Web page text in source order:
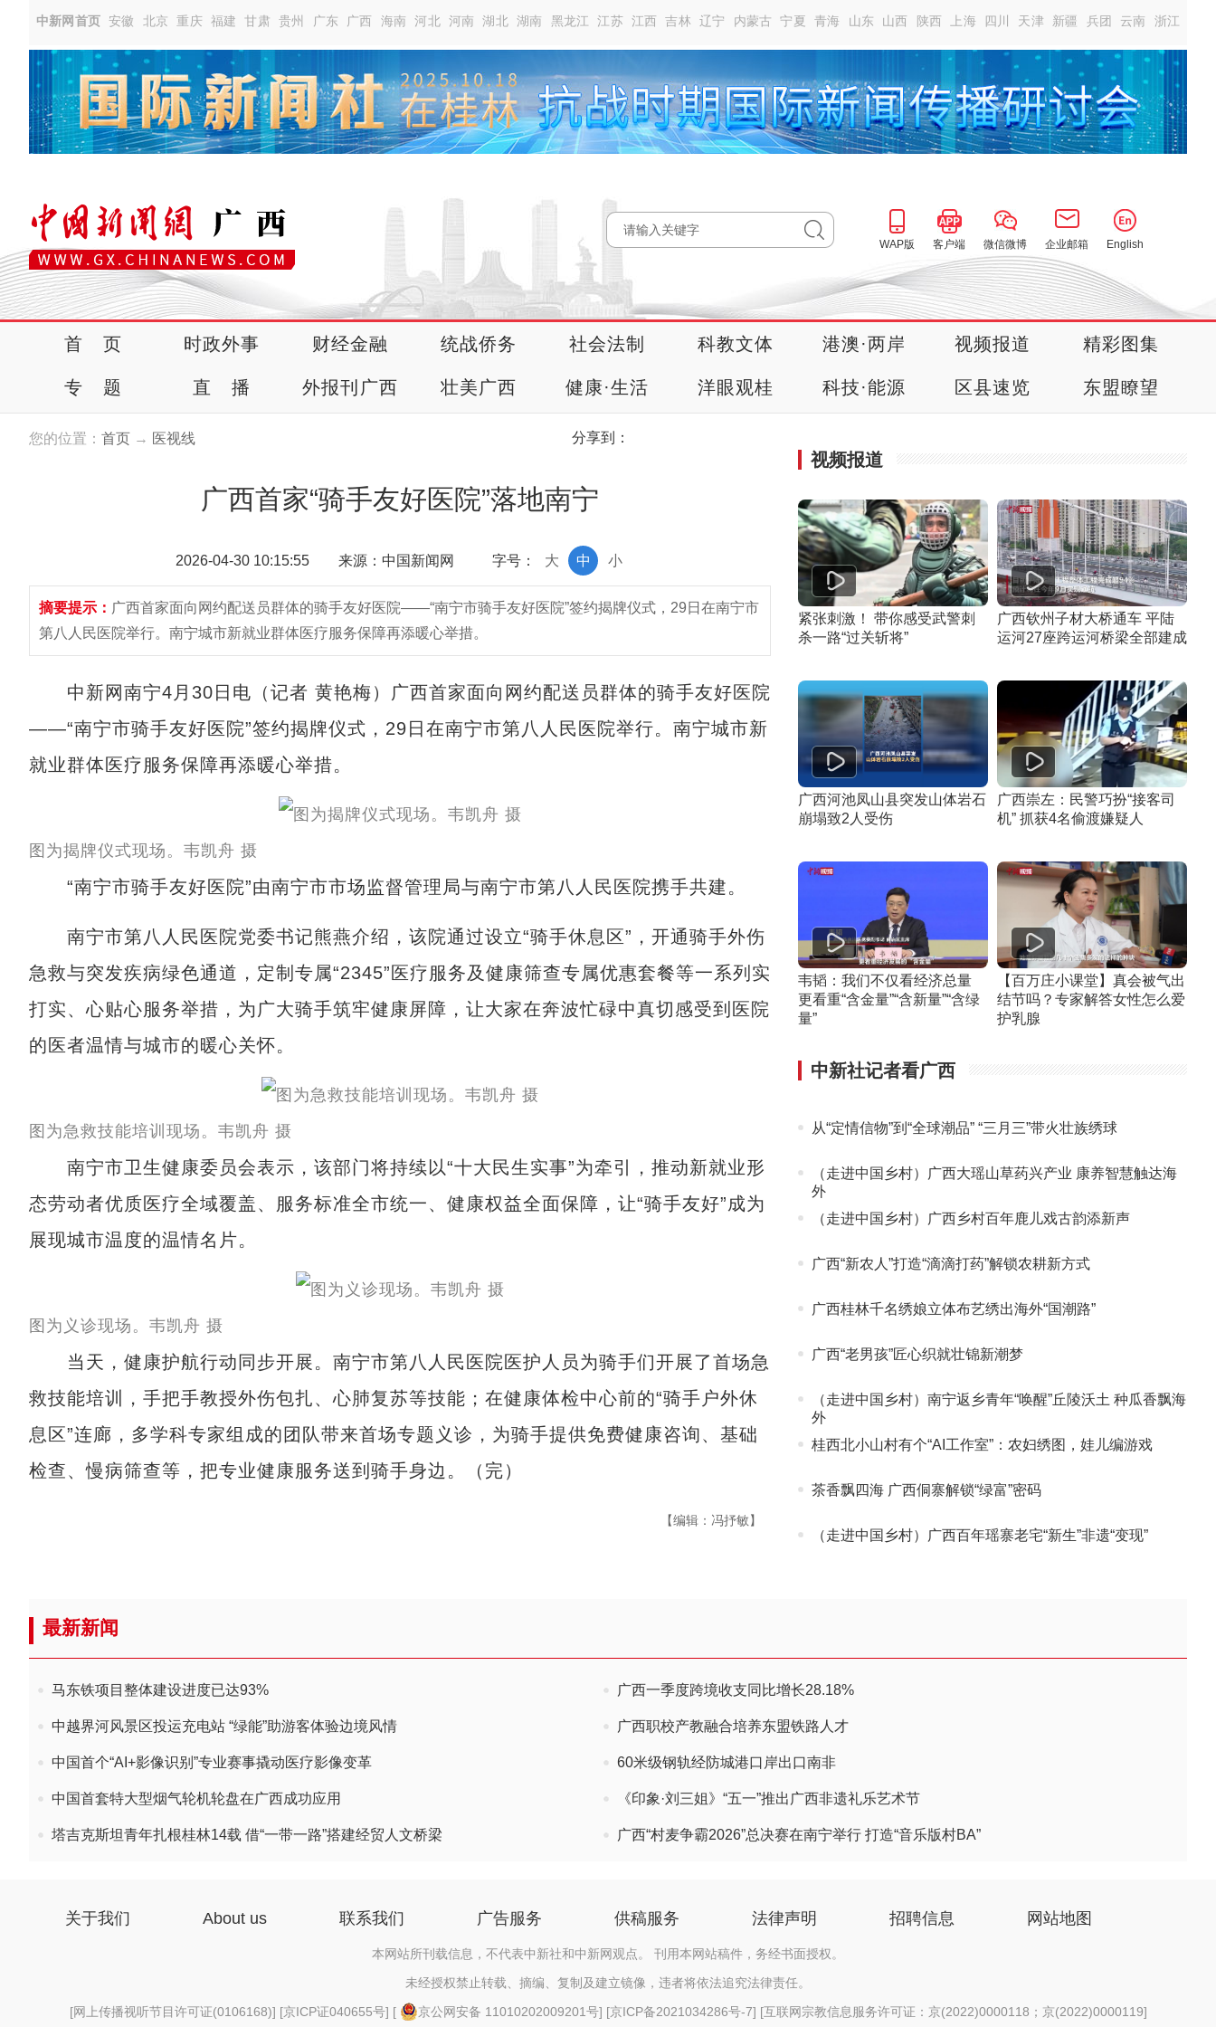
中新网首页 安徽 北京 重庆 福建 甘肃 贵州 广东 广西 海南 河北 河南 湖北 湖南 黑龙江 江苏 江西 吉林 辽宁 内蒙古 宁夏 青海 山东 山西 陕西 上海 四川 天津 新疆 兵团 云南 浙江
WAP版 客户端 微信微博 企业邮箱 English
首 页 时政外事 财经金融 统战侨务 社会法制 科教文体 港澳·两岸 视频报道 精彩图集
专 题 直 播 外报刊广西 壮美广西 健康·生活 洋眼观桂 科技·能源 区县速览 东盟瞭望
您的位置： 首页 → 医视线 分享到：
广西首家“骑手友好医院”落地南宁
2026-04-30 10:15:55 来源：中国新闻网 字号： 小
中
大
摘要提示： 广西首家面向网约配送员群体的骑手友好医院——“南宁市骑手友好医院”签约揭牌仪式，29日在南宁市
第八人民医院举行。南宁城市新就业群体医疗服务保障再添暖心举措。
中新网南宁4月30日电（记者 黄艳梅）广西首家面向网约配送员群体的骑手友好医院
——“南宁市骑手友好医院”签约揭牌仪式，29日在南宁市第八人民医院举行。南宁城市新
就业群体医疗服务保障再添暖心举措。
图为揭牌仪式现场。韦凯舟 摄
“南宁市骑手友好医院”由南宁市市场监督管理局与南宁市第八人民医院携手共建。
南宁市第八人民医院党委书记熊燕介绍，该院通过设立“骑手休息区”，开通骑手外伤
急救与突发疾病绿色通道，定制专属“2345”医疗服务及健康筛查专属优惠套餐等一系列实
打实、心贴心服务举措，为广大骑手筑牢健康屏障，让大家在奔波忙碌中真切感受到医院
的医者温情与城市的暖心关怀。
图为急救技能培训现场。韦凯舟 摄
南宁市卫生健康委员会表示，该部门将持续以“十大民生实事”为牵引，推动新就业形
态劳动者优质医疗全域覆盖、服务标准全市统一、健康权益全面保障，让“骑手友好”成为
展现城市温度的温情名片。
图为义诊现场。韦凯舟 摄
当天，健康护航行动同步开展。南宁市第八人民医院医护人员为骑手们开展了首场急
救技能培训，手把手教授外伤包扎、心肺复苏等技能；在健康体检中心前的“骑手户外休
息区”连廊，多学科专家组成的团队带来首场专题义诊，为骑手提供免费健康咨询、基础
检查、慢病筛查等，把专业健康服务送到骑手身边。（完）
【编辑：冯抒敏】
视频报道
紧张刺激！ 带你感受武警刺
杀一路“过关斩将”
广西钦州子材大桥通车 平陆
运河27座跨运河桥梁全部建成
广西河池凤山县突发山体岩石
崩塌致2人受伤
广西崇左：民警巧扮“接客司
机” 抓获4名偷渡嫌疑人
韦韬：我们不仅看经济总量
更看重“含金量”“含新量”“含绿
量”
【百万庄小课堂】真会被气出
结节吗？专家解答女性怎么爱
护乳腺
中新社记者看广西
从“定情信物”到“全球潮品” “三月三”带火壮族绣球
（走进中国乡村）广西大瑶山草药兴产业 康养智慧触达海
外
（走进中国乡村）广西乡村百年鹿儿戏古韵添新声
广西“新农人”打造“滴滴打药”解锁农耕新方式
广西桂林千名绣娘立体布艺绣出海外“国潮路”
广西“老男孩”匠心织就壮锦新潮梦
（走进中国乡村）南宁返乡青年“唤醒”丘陵沃土 种瓜香飘海
外
桂西北小山村有个“AI工作室”：农妇绣图，娃儿编游戏
茶香飘四海 广西侗寨解锁“绿富”密码
（走进中国乡村）广西百年瑶寨老宅“新生”非遗“变现”
最新新闻
马东铁项目整体建设进度已达93% 广西一季度跨境收支同比增长28.18%
中越界河风景区投运充电站 “绿能”助游客体验边境风情 广西职校产教融合培养东盟铁路人才
中国首个“AI+影像识别”专业赛事撬动医疗影像变革 60米级钢轨经防城港口岸出口南非
中国首套特大型烟气轮机轮盘在广西成功应用 《印象·刘三姐》“五一”推出广西非遗礼乐艺术节
塔吉克斯坦青年扎根桂林14载 借“一带一路”搭建经贸人文桥梁 广西“村麦争霸2026”总决赛在南宁举行 打造“音乐版村BA”
关于我们 About us 联系我们 广告服务 供稿服务 法律声明 招聘信息 网站地图
本网站所刊载信息，不代表中新社和中新网观点。 刊用本网站稿件，务经书面授权。
未经授权禁止转载、摘编、复制及建立镜像，违者将依法追究法律责任。
[网上传播视听节目许可证(0106168)] [京ICP证040655号] [ 京公网安备 11010202009201号] [京ICP备2021034286号-7] [互联网宗教信息服务许可证：京(2022)0000118；京(2022)0000119]